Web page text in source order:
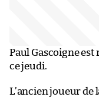
Paul Gascoigne
ce jeudi.
L’ancien joueur de